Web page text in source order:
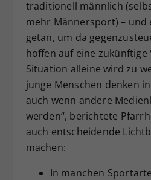
traditionell männlich
mehr Männersport) – und
getan, um da
hoffen auf eine
Situation alleine wird zu
junge Menschen denken
auch wenn andere
werden“, berichtete
auch entscheidende
machen:
In manchen